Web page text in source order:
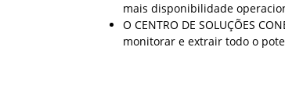
mais disponibilidade
O CENTRO DE SOLUÇÕES
monitorar e extrair todo o